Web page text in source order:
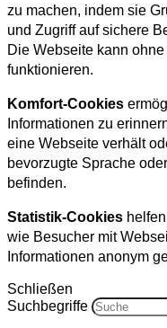
zu machen, indem sie
und Zugriff auf sichere
Die Webseite kann
funktionieren.
Komfort-Cookies
Informationen zu
eine Webseite verhält
bevorzugte Sprache
befinden.
Statistik-Cookies
wie Besucher mit
Informationen anonym
Schließen
Suchbegriffe